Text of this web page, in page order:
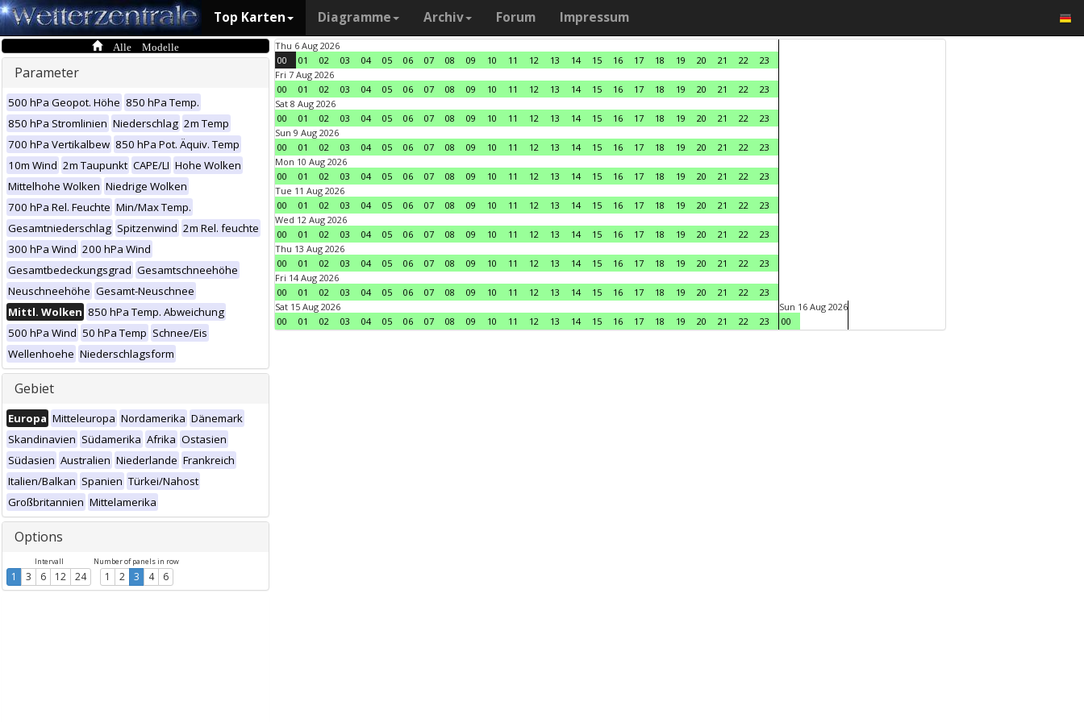
Top Karten Diagramme Archiv Forum Impressum
Alle Modelle
Parameter
500 hPa Geopot. Höhe 850 hPa Temp.
850 hPa Stromlinien Niederschlag 2m Temp
700 hPa Vertikalbew 850 hPa Pot. Äquiv. Temp
10m Wind 2m Taupunkt CAPE/LI Hohe Wolken
Mittelhohe Wolken Niedrige Wolken
700 hPa Rel. Feuchte Min/Max Temp.
Gesamtniederschlag Spitzenwind 2m Rel. feuchte
300 hPa Wind 200 hPa Wind
Gesamtbedeckungsgrad Gesamtschneehöhe
Neuschneehöhe Gesamt-Neuschnee
Mittl. Wolken 850 hPa Temp. Abweichung
500 hPa Wind 50 hPa Temp Schnee/Eis
Wellenhoehe Niederschlagsform
Gebiet
Europa Mitteleuropa Nordamerika Dänemark
Skandinavien Südamerika Afrika Ostasien
Südasien Australien Niederlande Frankreich
Italien/Balkan Spanien Türkei/Nahost
Großbritannien Mittelamerika
Options
Intervall
1 3 6 12 24
Number of panels in row
1 2 3 4 6
Thu 6 Aug 2026
00
01 02 03 04 05 06 07 08 09 10 11 12 13 14 15 16 17 18 19 20 21 22
23
Fri 7 Aug 2026
00
01 02 03 04 05 06 07 08 09 10 11 12 13 14 15 16 17 18 19 20 21 22
23
Sat 8 Aug 2026
00
01 02 03 04 05 06 07 08 09 10 11 12 13 14 15 16 17 18 19 20 21 22
23
Sun 9 Aug 2026
00
01 02 03 04 05 06 07 08 09 10 11 12 13 14 15 16 17 18 19 20 21 22
23
Mon 10 Aug 2026
00
01 02 03 04 05 06 07 08 09 10 11 12 13 14 15 16 17 18 19 20 21 22
23
Tue 11 Aug 2026
00
01 02 03 04 05 06 07 08 09 10 11 12 13 14 15 16 17 18 19 20 21 22
23
Wed 12 Aug 2026
00
01 02 03 04 05 06 07 08 09 10 11 12 13 14 15 16 17 18 19 20 21 22
23
Thu 13 Aug 2026
00
01 02 03 04 05 06 07 08 09 10 11 12 13 14 15 16 17 18 19 20 21 22
23
Fri 14 Aug 2026
00
01 02 03 04 05 06 07 08 09 10 11 12 13 14 15 16 17 18 19 20 21 22
23
Sat 15 Aug 2026
00
01 02 03 04 05 06 07 08 09 10 11 12 13 14 15 16 17 18 19 20 21 22 23
Sun 16 Aug 2026
00